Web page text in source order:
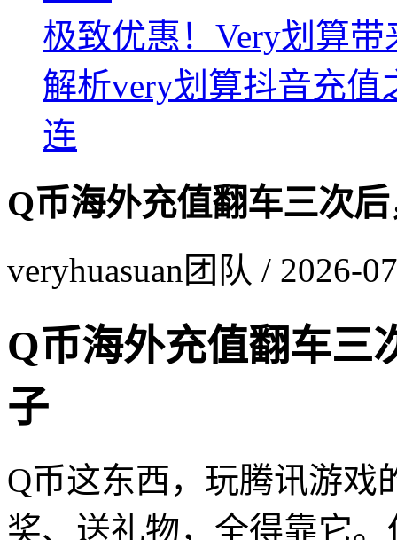
极致优惠！Very划算
解析very划算抖音充
连
Q币海外充值翻车三次
veryhuasuan团队 / 2026-
Q币海外充值翻车三
子
Q币这东西，玩腾讯游戏
奖、送礼物，全得靠它